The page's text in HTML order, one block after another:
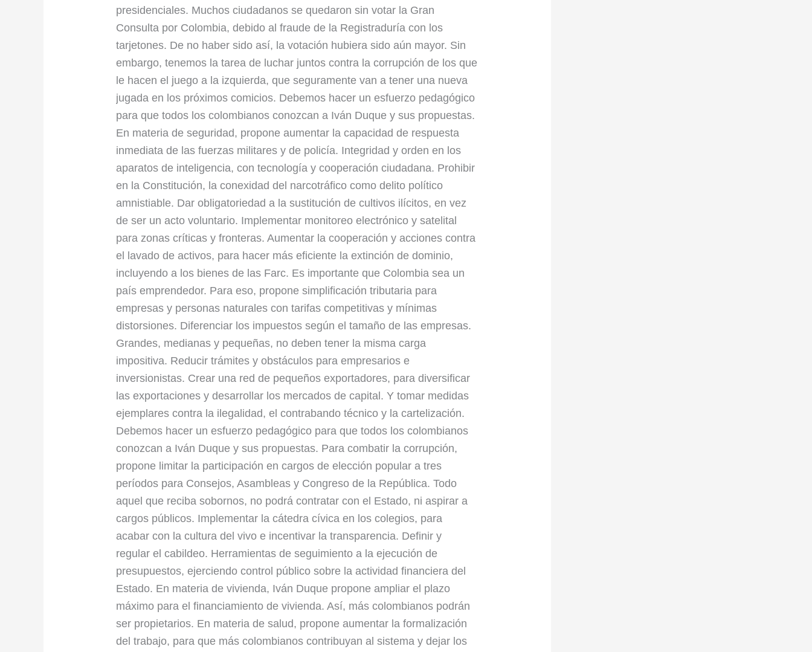
presidenciales. Muchos ciudadanos se quedaron sin votar la Gran
Consulta por Colombia, debido al fraude de la Registraduría con los
tarjetones. De no haber sido así, la votación hubiera sido aún mayor. Sin
embargo, tenemos la tarea de luchar juntos contra la corrupción de los que
le hacen el juego a la izquierda, que seguramente van a tener una nueva
jugada en los próximos comicios. Debemos hacer un esfuerzo pedagógico
para que todos los colombianos conozcan a Iván Duque y sus propuestas.
En materia de seguridad, propone aumentar la capacidad de respuesta
inmediata de las fuerzas militares y de policía. Integridad y orden en los
aparatos de inteligencia, con tecnología y cooperación ciudadana. Prohibir
en la Constitución, la conexidad del narcotráfico como delito político
amnistiable. Dar obligatoriedad a la sustitución de cultivos ilícitos, en vez
de ser un acto voluntario. Implementar monitoreo electrónico y satelital
para zonas críticas y fronteras. Aumentar la cooperación y acciones contra
el lavado de activos, para hacer más eficiente la extinción de dominio,
incluyendo a los bienes de las Farc. Es importante que Colombia sea un
país emprendedor. Para eso, propone simplificación tributaria para
empresas y personas naturales con tarifas competitivas y mínimas
distorsiones. Diferenciar los impuestos según el tamaño de las empresas.
Grandes, medianas y pequeñas, no deben tener la misma carga
impositiva. Reducir trámites y obstáculos para empresarios e
inversionistas. Crear una red de pequeños exportadores, para diversificar
las exportaciones y desarrollar los mercados de capital. Y tomar medidas
ejemplares contra la ilegalidad, el contrabando técnico y la cartelización.
Debemos hacer un esfuerzo pedagógico para que todos los colombianos
conozcan a Iván Duque y sus propuestas. Para combatir la corrupción,
propone limitar la participación en cargos de elección popular a tres
períodos para Consejos, Asambleas y Congreso de la República. Todo
aquel que reciba sobornos, no podrá contratar con el Estado, ni aspirar a
cargos públicos. Implementar la cátedra cívica en los colegios, para
acabar con la cultura del vivo e incentivar la transparencia. Definir y
regular el cabildeo. Herramientas de seguimiento a la ejecución de
presupuestos, ejerciendo control público sobre la actividad financiera del
Estado. En materia de vivienda, Iván Duque propone ampliar el plazo
máximo para el financiamiento de vivienda. Así, más colombianos podrán
ser propietarios. En materia de salud, propone aumentar la formalización
del trabajo, para que más colombianos contribuyan al sistema y dejar los
Duque